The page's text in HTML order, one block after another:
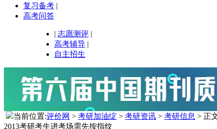
复习备考 |
高考问答
| 志愿测评 |
高考辅导 |
自主招生
当前位置:评价网 > 考研加油绽 > 考研资讯 > 考研信息 > 正
2013考研考生进考场需先按指纹